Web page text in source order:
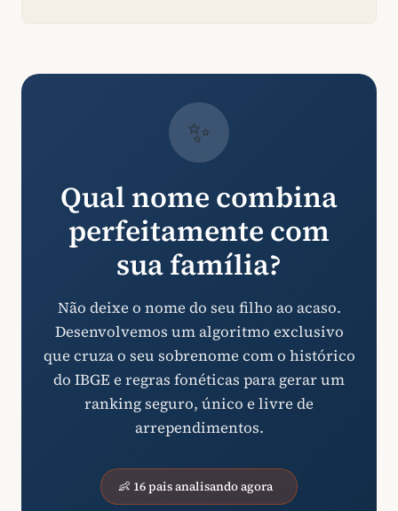
✨
Qual nome combina
perfeitamente com
sua família?
Não deixe o nome do seu filho ao acaso.
Desenvolvemos um algoritmo exclusivo
que cruza o seu sobrenome com o histórico
do IBGE e regras fonéticas para gerar um
ranking seguro, único e livre de
arrependimentos.
👶 16 pais analisando agora